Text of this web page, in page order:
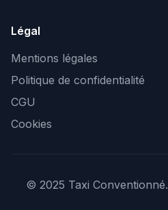
Légal
Mentions légales
Politique de confidentialité
CGU
Cookies
© 2025 Taxi